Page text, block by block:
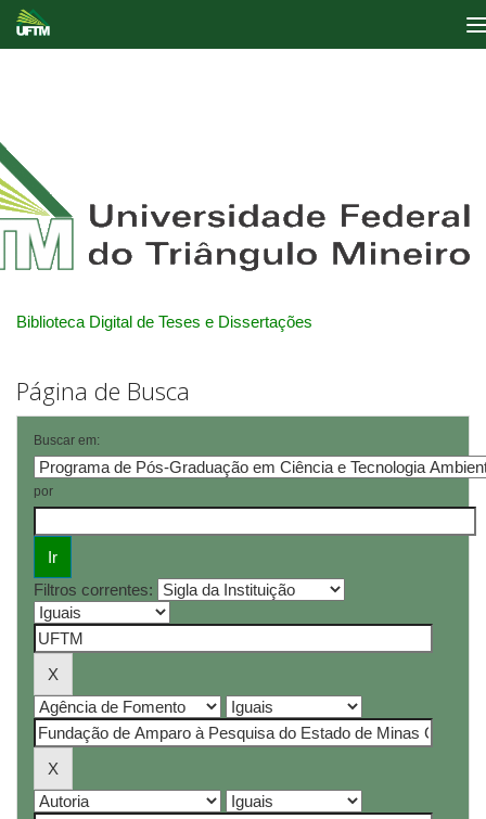
Biblioteca Digital de Teses e Dissertações
Página de Busca
Buscar em:
por
Filtros correntes: